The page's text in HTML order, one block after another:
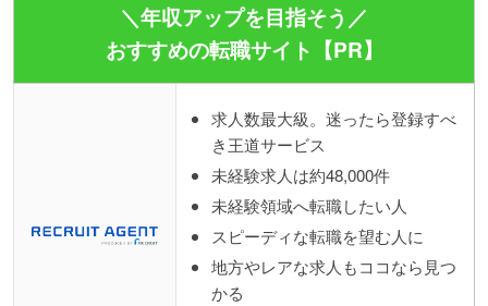
＼年収アップを目指そう／
おすすめの転職サイト【PR】
求人数最大級。迷ったら登録すべ
き王道サービス
未経験求人は約48,000件
未経験領域へ転職したい人
スピーディな転職を望む人に
地方やレアな求人もココなら見つ
かる